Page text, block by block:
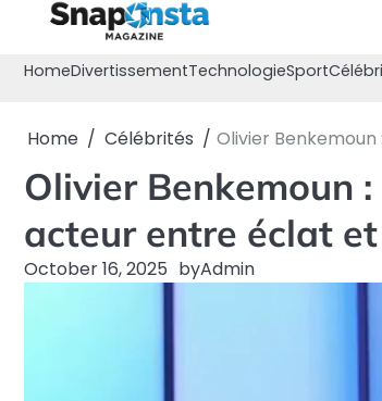
content
HomeDivertissementTechnologieSport
Home Célébrités Olivier
Olivier Benkemoun
acteur entre éclat
October 16, 2025 byAdmin